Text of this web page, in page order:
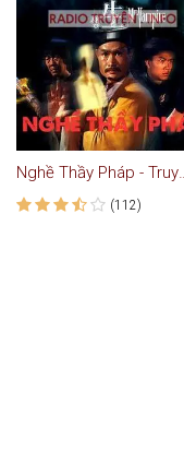
Nghề Thầy
(112)